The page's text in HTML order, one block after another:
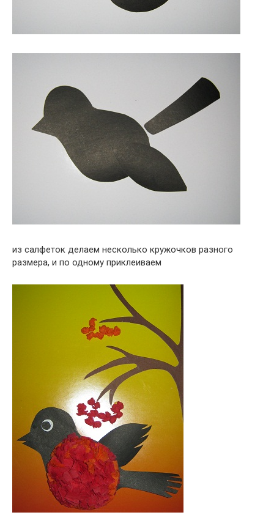
из салфеток делаем несколько кружочков разного
размера, и по одному приклеиваем